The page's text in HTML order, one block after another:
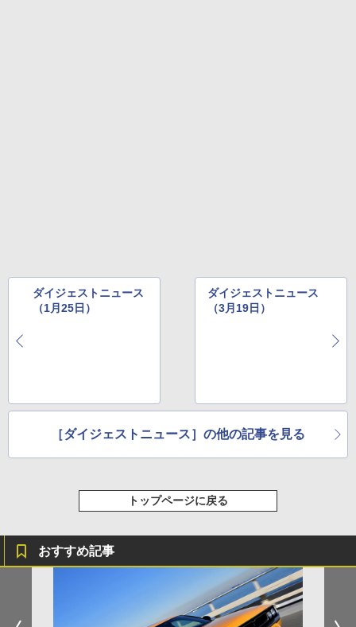
ダイジェストニュース
（1月25日）
ダイジェストニュース
（3月19日）
［ダイジェストニュース］の他の記事を見る
トップページに戻る
おすすめ記事